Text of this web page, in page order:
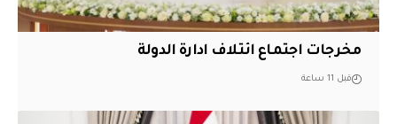
مخرجات اجتماع ائتلاف ادارة الدولة
قبل 11 ساعة